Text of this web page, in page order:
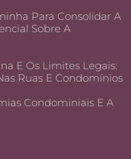
Para Consolidar A
Sobre A
E Os Limites Legais:
Ruas E Condomínios
Condominiais E A